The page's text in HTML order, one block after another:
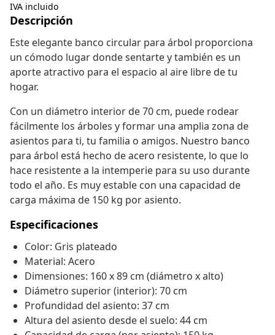
IVA incluido
Descripción
Este elegante banco circular para árbol proporciona
un cómodo lugar donde sentarte y también es un
aporte atractivo para el espacio al aire libre de tu
hogar.
Con un diámetro interior de 70 cm, puede rodear
fácilmente los árboles y formar una amplia zona de
asientos para ti, tu familia o amigos. Nuestro banco
para árbol está hecho de acero resistente, lo que lo
hace resistente a la intemperie para su uso durante
todo el año. Es muy estable con una capacidad de
carga máxima de 150 kg por asiento.
Especificaciones
Color: Gris plateado
Material: Acero
Dimensiones: 160 x 89 cm (diámetro x alto)
Diámetro superior (interior): 70 cm
Profundidad del asiento: 37 cm
Altura del asiento desde el suelo: 44 cm